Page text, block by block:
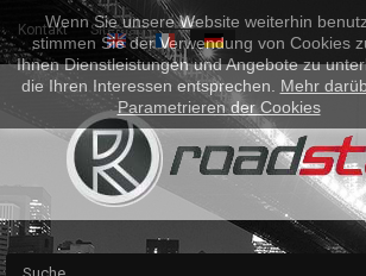
Kontakt Sitemap
Wenn Sie unsere Website weiterhin
stimmen Sie der Verwendung von Cookies
Ihnen Dienstleistungen und Angebote zu
die Ihren Interessen entsprechen. Mehr
Parametrieren der Cookies